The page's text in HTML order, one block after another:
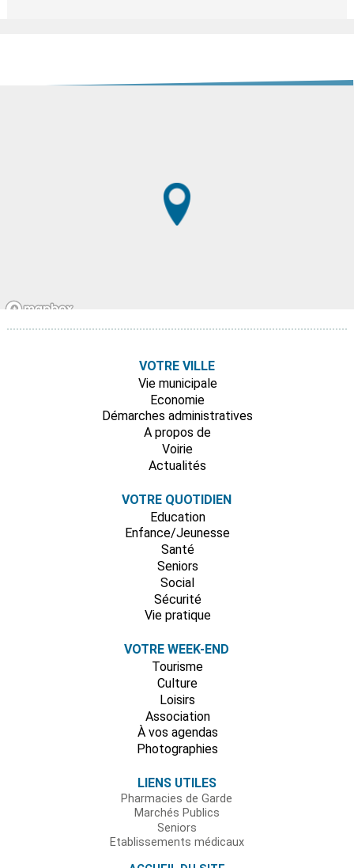
VOTRE VILLE
Vie municipale
Economie
Démarches administratives
A propos de
Voirie
Actualités
VOTRE QUOTIDIEN
Education
Enfance/Jeunesse
Santé
Seniors
Social
Sécurité
Vie pratique
VOTRE WEEK-END
Tourisme
Culture
Loisirs
Association
À vos agendas
Photographies
LIENS UTILES
Pharmacies de Garde
Marchés Publics
Seniors
Etablissements médicaux